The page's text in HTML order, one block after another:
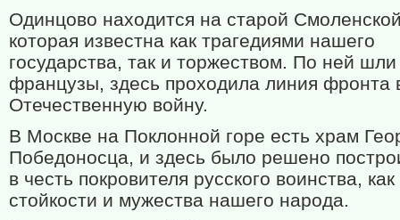
Одинцово находится на старой
которая известна как трагедиями нашего
государства, так и торжеством. По ней шли
французы, здесь проходила линия фронта
Отечественную войну.
В Москве на Поклонной горе есть храм
Победоносца, и здесь было решено
в честь покровителя русского воинства,
стойкости и мужества нашего народа.